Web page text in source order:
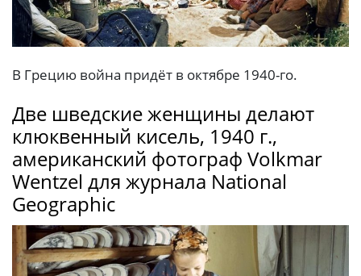
В Грецию война придёт в октябре 1940-го.
Две шведские женщины делают
клюквенный кисель, 1940 г.,
американский фотограф Volkmar
Wentzel для журнала National
Geographic